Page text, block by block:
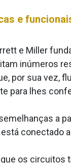
e
e Miller
inúmeros
por sua vez,
para lhes
a
conectado
os